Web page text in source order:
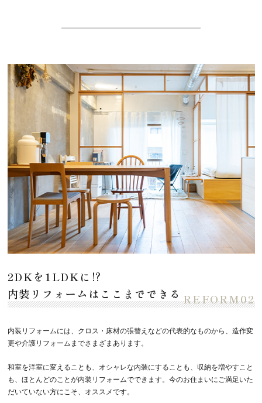
2DKを1LDKに⁉
内装リフォームはここまでできる
内装リフォームには、クロス・床材の張替えなどの代表的なものから、造作変
更や介護リフォームまでさまざまあります。
和室を洋室に変えることも、オシャレな内装にすることも、収納を増やすこと
も、ほとんどのことが内装リフォームでできます。今のお住まいにご満足いた
だいていない方にこそ、オススメです。